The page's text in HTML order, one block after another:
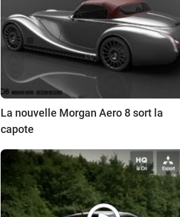
La nouvelle Morgan Aero 8 sort la
capote